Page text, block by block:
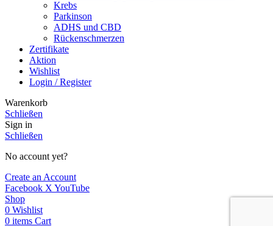
Krebs
Parkinson
ADHS und CBD
Rückenschmerzen
Zertifikate
Aktion
Wishlist
Login / Register
Warenkorb
Schließen
Sign in
Schließen
No account yet?
Create an Account
Facebook XYouTube
Shop
0 Wishlist
0 items Cart